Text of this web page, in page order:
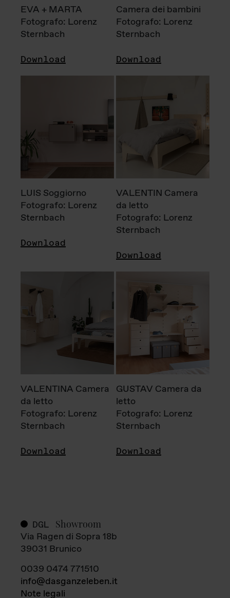
EVA + MARTA
Fotografo: Lorenz
Sternbach
Download
Camera dei bambini
Fotografo: Lorenz
Sternbach
Download
LUIS Soggiorno
Fotografo: Lorenz
Sternbach
Download
VALENTIN Camera
da letto
Fotografo: Lorenz
Sternbach
Download
VALENTINA Camera
da letto
Fotografo: Lorenz
Sternbach
Download
GUSTAV Camera da
letto
Fotografo: Lorenz
Sternbach
Download
DGL Showroom
Via Ragen di Sopra 18b
39031 Brunico
0039 0474 771510
info@dasganzeleben.it
Note legali